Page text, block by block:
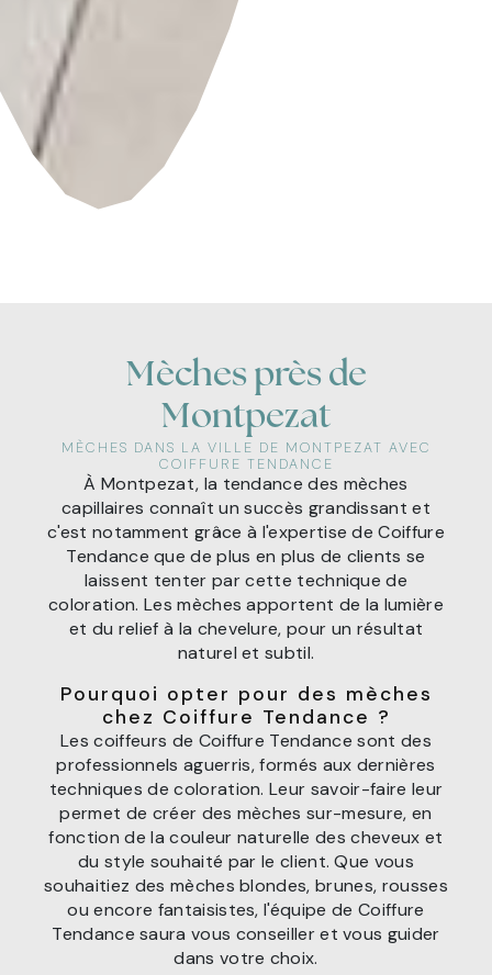
Mèches près de
Montpezat
MÈCHES DANS LA VILLE DE MONTPEZAT AVEC
COIFFURE TENDANCE
À Montpezat, la tendance des mèches
capillaires connaît un succès grandissant et
c'est notamment grâce à l'expertise de Coiffure
Tendance que de plus en plus de clients se
laissent tenter par cette technique de
coloration. Les mèches apportent de la lumière
et du relief à la chevelure, pour un résultat
naturel et subtil.
Pourquoi opter pour des mèches
chez Coiffure Tendance ?
Les coiffeurs de Coiffure Tendance sont des
professionnels aguerris, formés aux dernières
techniques de coloration. Leur savoir-faire leur
permet de créer des mèches sur-mesure, en
fonction de la couleur naturelle des cheveux et
du style souhaité par le client. Que vous
souhaitiez des mèches blondes, brunes, rousses
ou encore fantaisistes, l'équipe de Coiffure
Tendance saura vous conseiller et vous guider
dans votre choix.